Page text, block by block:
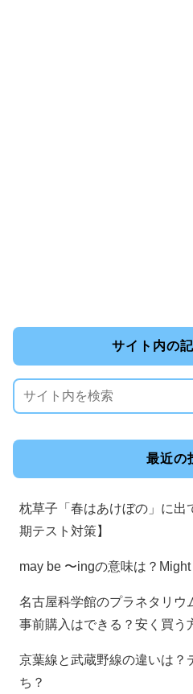
サイト内の
最近の
枕草子「春はあけぼの」に出
期テスト対策】
may be 〜ingの意味は？Might
名古屋科学館のプラネタリウ
事前購入はできる？安く買う
京葉線と武蔵野線の違いは？
ち？